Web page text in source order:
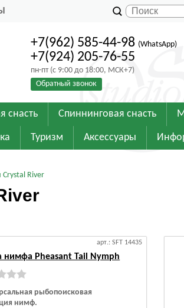
+7(962) 585-44-98 (WhatsApp)
+7(924) 205-76-55
пн-пт (с 9:00 до 18:00, МСК+7)
Обратный звонок
снасть Спиннинговая снасть
Туризм Аксессуары
River
арт.: SFT 14435
нимфа Pheasant Tail Nymph
рыбопоисковая
нимф.